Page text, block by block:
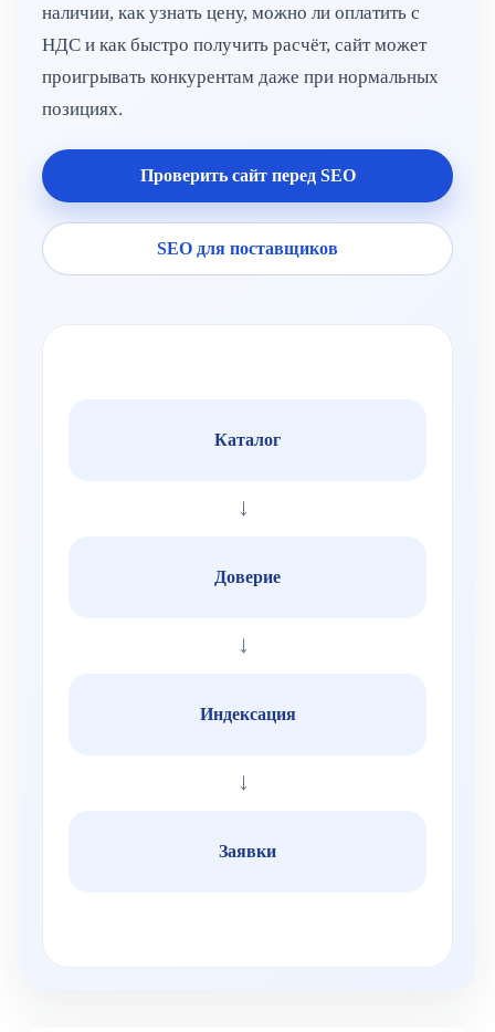
наличии, как узнать цену, можно ли оплатить с
НДС и как быстро получить расчёт, сайт может
проигрывать конкурентам даже при нормальных
позициях.
Проверить сайт перед SEO
SEO для поставщиков
Каталог
→
Доверие
→
Индексация
→
Заявки